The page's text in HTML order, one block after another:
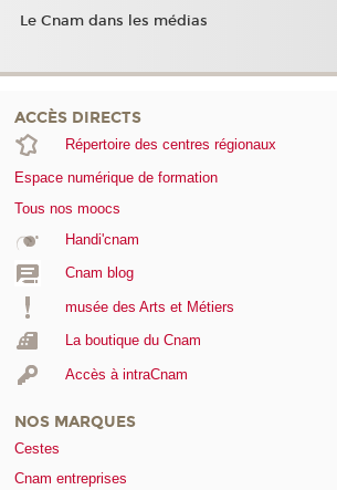
Le Cnam dans les médias
ACCÈS DIRECTS
Répertoire des centres régionaux
Espace numérique de formation
Tous nos moocs
Handi'cnam
Cnam blog
musée des Arts et Métiers
La boutique du Cnam
Accès à intraCnam
NOS MARQUES
Cestes
Cnam entreprises